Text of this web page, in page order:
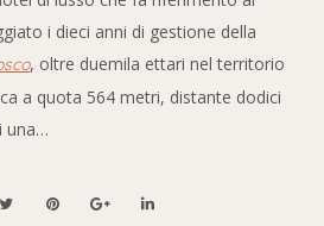
i dieci anni di gestione della
, oltre duemila ettari nel territorio
a quota 564 metri, distante dodici
una…